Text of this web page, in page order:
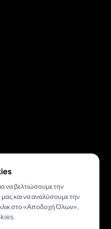
να βελτιώσουμε την
και να αναλύσουμε την
στο «Αποδοχή Όλων»,